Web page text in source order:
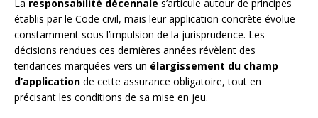
La responsabilité décennale s’articule autour de principes
établis par le Code civil, mais leur application concrète évolue
constamment sous l’impulsion de la jurisprudence. Les
décisions rendues ces dernières années révèlent des
tendances marquées vers un élargissement du champ
d’application de cette assurance obligatoire, tout en
précisant les conditions de sa mise en jeu.